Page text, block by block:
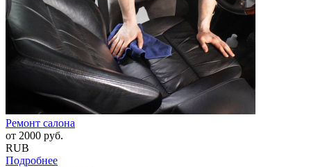
Ремонт салона
от 2000 руб.
RUB
Подробнее